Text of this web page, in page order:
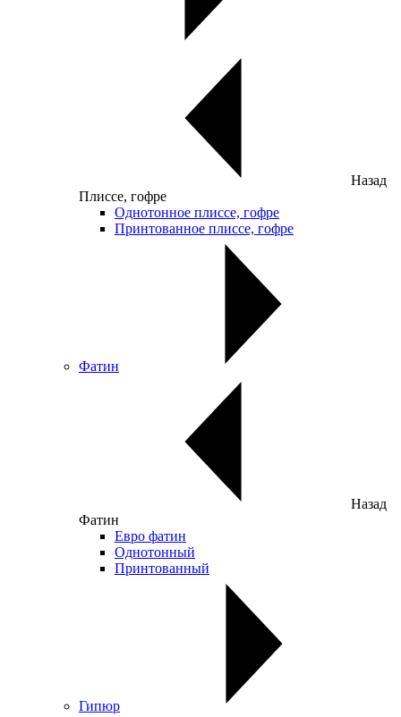
Назад
Плиссе, гофре
Однотонное плиссе, гофре
Принтованное плиссе, гофре
Фатин
Назад
Фатин
Евро фатин
Однотонный
Принтованный
Гипюр